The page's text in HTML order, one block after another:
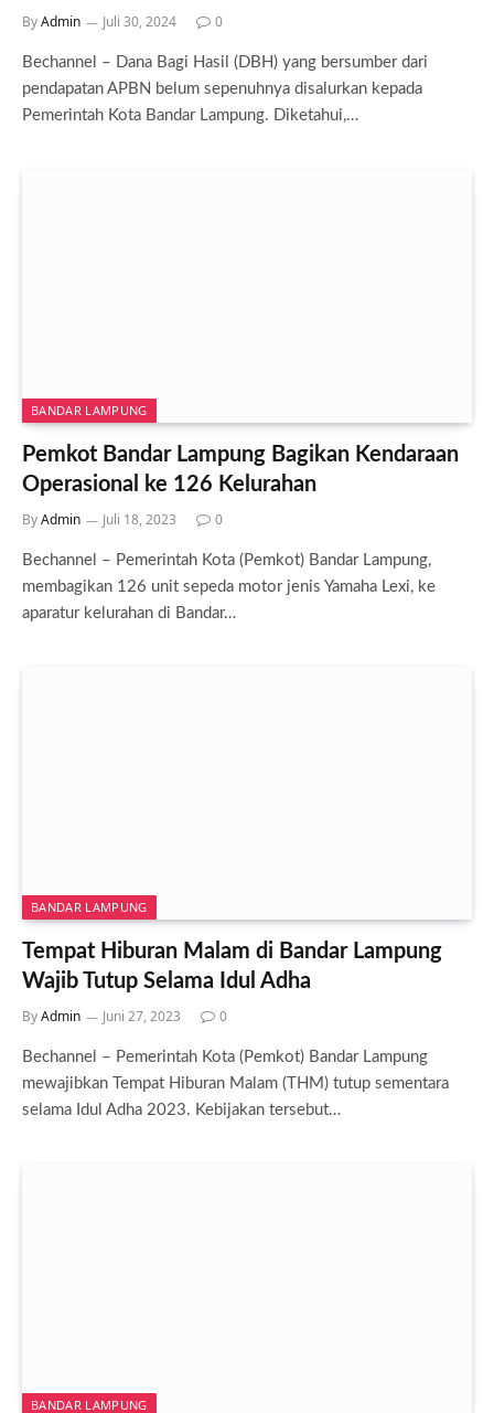
ByAdmin Juli 30, 2024 0
Bechannel – Dana Bagi Hasil (DBH) yang bersumber dari
pendapatan APBN belum sepenuhnya disalurkan kepada
Pemerintah Kota Bandar Lampung. Diketahui,…
BANDAR LAMPUNG
Pemkot Bandar Lampung Bagikan Kendaraan
Operasional ke 126 Kelurahan
ByAdmin Juli 18, 2023 0
Bechannel – Pemerintah Kota (Pemkot) Bandar Lampung,
membagikan 126 unit sepeda motor jenis Yamaha Lexi, ke
aparatur kelurahan di Bandar…
BANDAR LAMPUNG
Tempat Hiburan Malam di Bandar Lampung
Wajib Tutup Selama Idul Adha
ByAdmin Juni 27, 2023 0
Bechannel – Pemerintah Kota (Pemkot) Bandar Lampung
mewajibkan Tempat Hiburan Malam (THM) tutup sementara
selama Idul Adha 2023. Kebijakan tersebut…
BANDAR LAMPUNG